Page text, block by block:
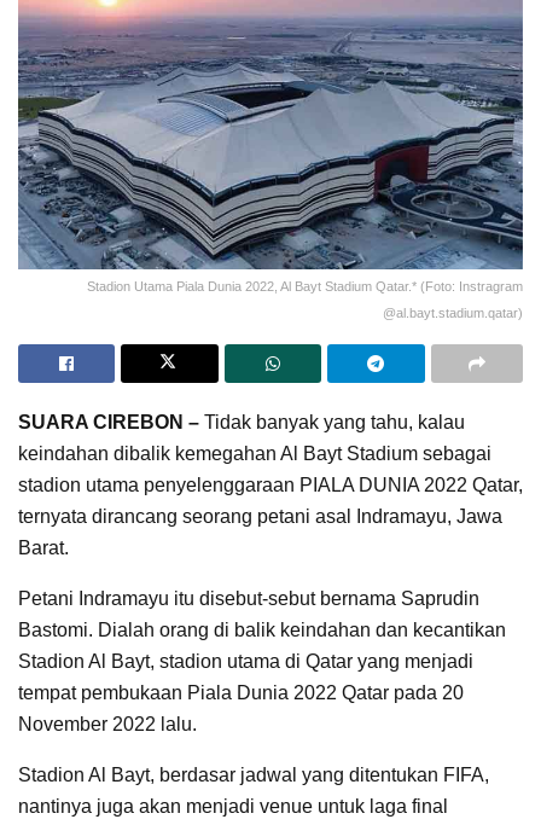
Stadion Utama Piala Dunia 2022, Al Bayt Stadium Qatar.* (Foto: Instragram
@al.bayt.stadium.qatar)
SUARA CIREBON – Tidak banyak yang tahu, kalau
keindahan dibalik kemegahan Al Bayt Stadium sebagai
stadion utama penyelenggaraan PIALA DUNIA 2022 Qatar,
ternyata dirancang seorang petani asal Indramayu, Jawa
Barat.
Petani Indramayu itu disebut-sebut bernama Saprudin
Bastomi. Dialah orang di balik keindahan dan kecantikan
Stadion Al Bayt, stadion utama di Qatar yang menjadi
tempat pembukaan Piala Dunia 2022 Qatar pada 20
November 2022 lalu.
Stadion Al Bayt, berdasar jadwal yang ditentukan FIFA,
nantinya juga akan menjadi venue untuk laga final